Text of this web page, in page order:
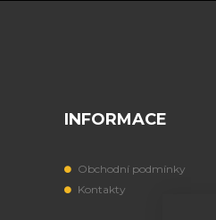
INFORMACE
Obchodní podmínky
Kontakty